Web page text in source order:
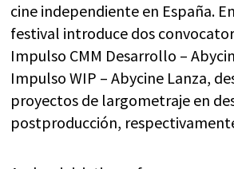
cine independiente en España.
festival introduce dos
Impulso CMM Desarrollo –
Impulso WIP – Abycine Lanza,
proyectos de largometraje en
postproducción,